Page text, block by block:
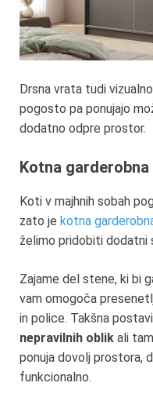
Drsna vrata tudi
pogosto pa ponujajo
dodatno odpre prostor.
Kotna
Koti v majhnih sobah
zato je kotna
želimo pridobiti dodatni
Zajame del stene, ki bi
vam omogoča
in police. Takšna
nepravilnih oblik ali
ponuja dovolj prostora,
funkcionalno.